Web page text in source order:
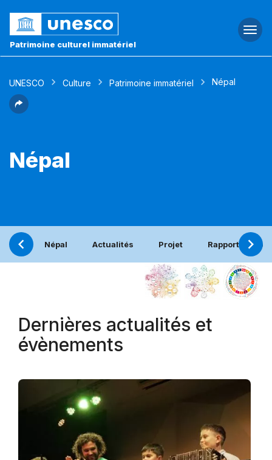
Patrimoine culturel immatériel
UNESCO Culture Patrimoine immatériel Népal
Népal
Népal Actualités Projet Rapport
Dernières actualités et
évènements